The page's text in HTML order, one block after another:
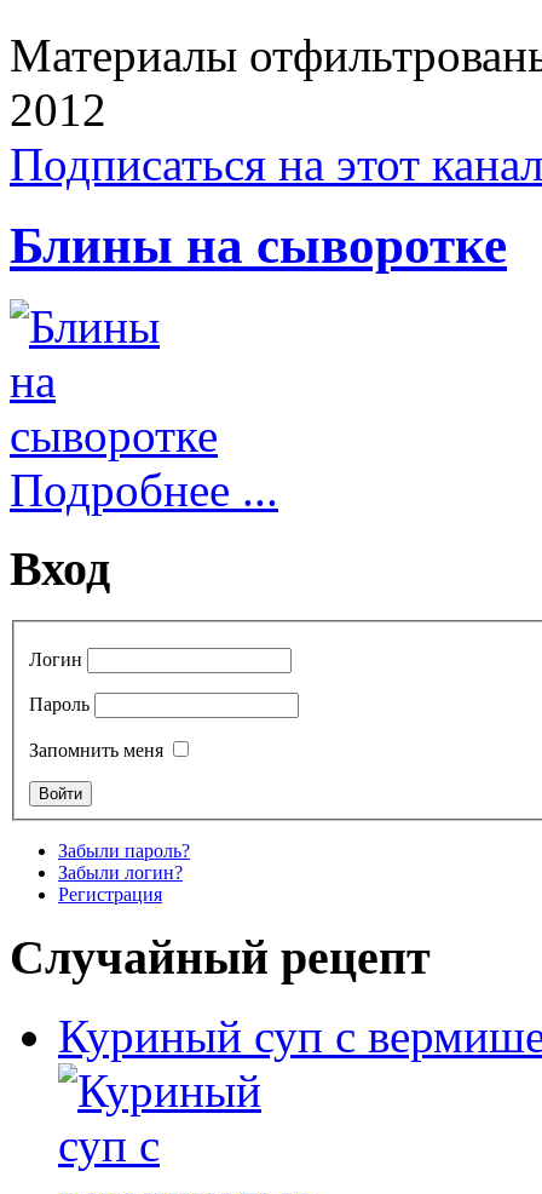
Материалы
2012
Подписаться на этот
Блины на сыворотке
Подробнее ...
Вход
Логин
Пароль
Запомнить меня
Забыли пароль?
Забыли логин?
Регистрация
Случайный рецепт
Куриный суп с